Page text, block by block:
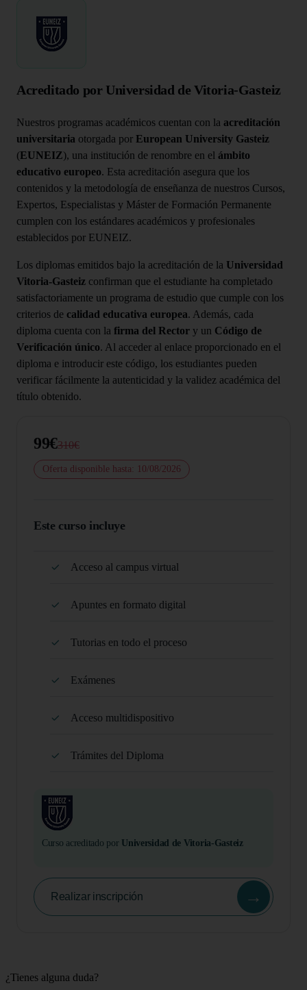
Acreditado por Universidad de Vitoria-Gasteiz
Nuestros programas académicos cuentan con la acreditación
universitaria otorgada por European University Gasteiz
(EUNEIZ), una institución de renombre en el ámbito
educativo europeo. Esta acreditación asegura que los
contenidos y la metodología de enseñanza de nuestros Cursos,
Expertos, Especialistas y Máster de Formación Permanente
cumplen con los estándares académicos y profesionales
establecidos por EUNEIZ.
Los diplomas emitidos bajo la acreditación de la Universidad
Vitoria-Gasteiz confirman que el estudiante ha completado
satisfactoriamente un programa de estudio que cumple con los
criterios de calidad educativa europea. Además, cada
diploma cuenta con la firma del Rector y un Código de
Verificación único. Al acceder al enlace proporcionado en el
diploma e introducir este código, los estudiantes pueden
verificar fácilmente la autenticidad y la validez académica del
título obtenido.
99€310€
Oferta disponible hasta: 10/08/2026
Este curso incluye
Acceso al campus virtual
Apuntes en formato digital
Tutorias en todo el proceso
Exámenes
Acceso multidispositivo
Trámites del Diploma
Curso acreditado por Universidad de Vitoria-Gasteiz
Realizar inscripción →
¿Tienes alguna duda?